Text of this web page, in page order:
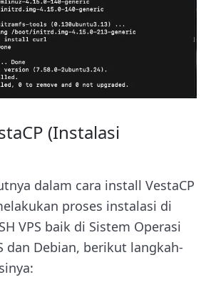
(Instalasi
dalam cara install VestaCP
proses instalasi di
VPS baik di Sistem Operasi
dan Debian, berikut langkah-